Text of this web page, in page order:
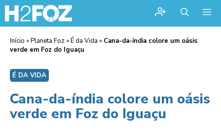
Início »Planeta Foz »É da Vida » Cana-da-índia colore um oásis
verde em Foz do Iguaçu
É DA VIDA
Cana-da-índia colore um oásis
verde em Foz do Iguaçu